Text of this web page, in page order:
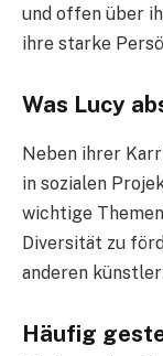
und offen über
ihre starke
Was Lucy
Neben ihrer
in sozialen
wichtige
Diversität zu
anderen
Häufig